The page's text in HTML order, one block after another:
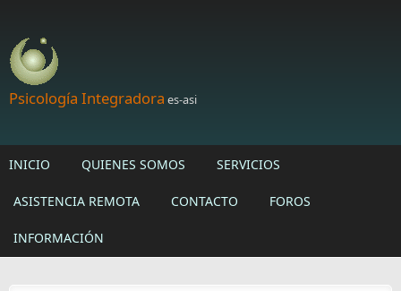
Psicología Integradora es-asi
INICIO QUIENES SOMOS SERVICIOS
ASISTENCIA REMOTA CONTACTO FOROS
INFORMACIÓN